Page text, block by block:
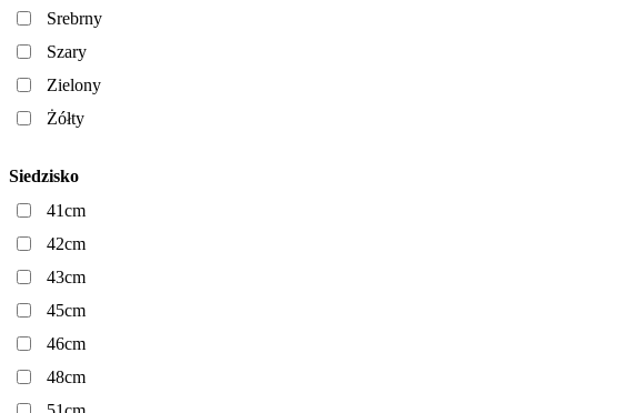
Srebrny
Szary
Zielony
Żółty
Siedzisko
41cm
42cm
43cm
45cm
46cm
48cm